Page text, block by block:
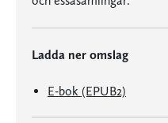
Ladda ner omslag
E-bok (EPUB2)